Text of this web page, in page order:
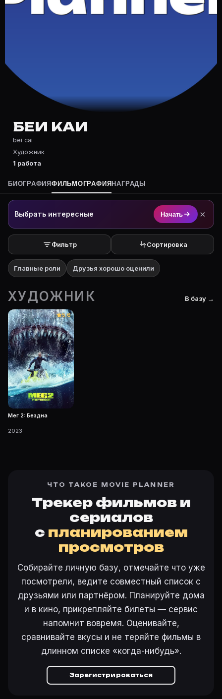
Частые вопросы о Беи Каи
Полный список — на Movie Planner: https://movie-
Кто такой(ая) Беи Каи?
Беи Каи — Художник. Биография и роли на
Где открыть фильмографию Беи Каи?
На Movie Planner: https://movie-planner.ru/s/
БЕИ КАИ
bei cai
Художник
1 работа
БИОГРАФИЯФИЛЬМОГРАФИЯ НАГРАДЫ
Выбрать интересные Начать ×
Фильтр Сортировка
Главные роли Друзья хорошо оценили
ХУДОЖНИК В базу →
5.6
Мег 2: Бездна
2023
ЧТО ТАКОЕ MOVIE PLANNER
Трекер фильмов и
сериалов
с планированием
просмотров
Собирайте личную базу, отмечайте что уже
посмотрели, ведите совместный список с
друзьями или партнёром. Планируйте дома
и в кино, прикрепляйте билеты — сервис
напомнит вовремя. Оценивайте,
сравнивайте вкусы и не теряйте фильмы в
длинном списке «когда-нибудь».
Зарегистрироваться